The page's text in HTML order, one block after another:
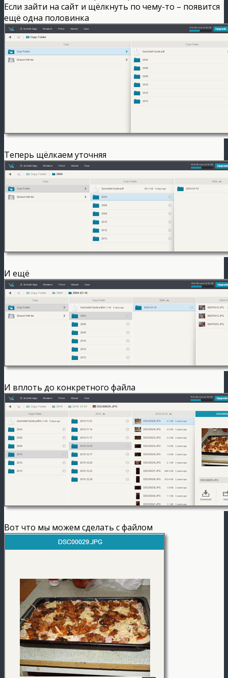
Если зайти на сайт и щёлкнуть по чему-то – появится
ещё одна половинка
Теперь щёлкаем уточняя
И ещё
И вплоть до конкретного файла
Вот что мы можем сделать с файлом